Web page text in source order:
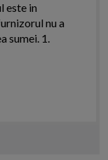
este in
nu a
sumei. 1.